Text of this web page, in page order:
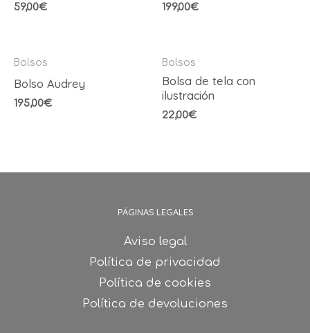
59,00€ 199,00€
Bolsos
Bolso Audrey
195,00€
Bolsos
Bolsa de tela con
ilustración
22,00€
PÁGINAS LEGALES
Aviso legal
Política de privacidad
Política de cookies
Política de devoluciones